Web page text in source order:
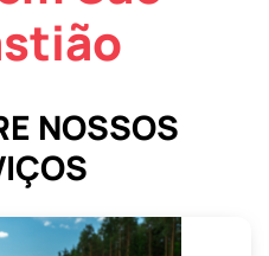
NOSSOS